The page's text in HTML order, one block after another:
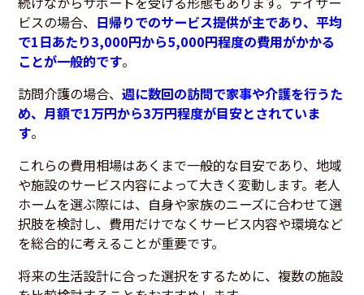
ビスの場合、 日帰りでのサービス提供が主であり、平均
で1日あたり3,000円から5,000円程度の費用がかかる
ことが一般的です。
訪問介護の場合、週に数回の訪問で家事や介護を行うた
め、月額で1万円から3万円程度が目安とされていま
す。
これらの費用相場はあくまで一般的な目安であり、地域
や施設のサービス内容によって大きく変動します。老人
ホームを選ぶ際には、自身や家族のニーズに合わせて選
択肢を検討し、費用だけでなくサービス内容や環境など
を総合的に考えることが重要です。
将来の生活設計に合った選択をするために、複数の施設